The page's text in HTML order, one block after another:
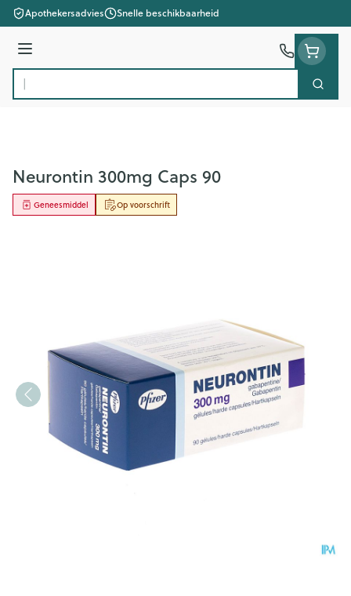
Ga naar de inhoud
Apothekersadvies Snelle beschikbaarheid
Menu
Product, merk, categorie...
Zoek
Neurontin 300mg Caps 90
Op voorschrift
Geneesmiddel